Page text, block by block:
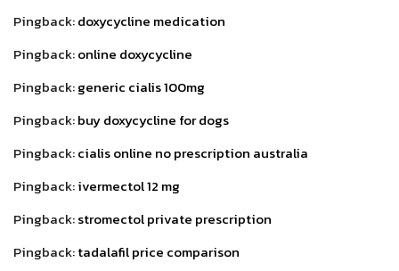
Pingback:doxycycline medication
Pingback:online doxycycline
Pingback:generic cialis 100mg
Pingback:buy doxycycline for dogs
Pingback:cialis online no prescription australia
Pingback:ivermectol 12 mg
Pingback:stromectol private prescription
Pingback:tadalafil price comparison